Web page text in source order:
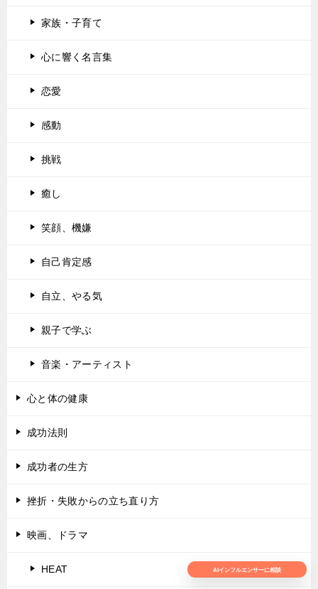
家族・子育て
心に響く名言集
恋愛
感動
挑戦
癒し
笑顔、機嫌
自己肯定感
自立、やる気
親子で学ぶ
音楽・アーティスト
心と体の健康
成功法則
成功者の生方
挫折・失敗からの立ち直り方
映画、ドラマ
HEAT AIインフルエンサーに相談